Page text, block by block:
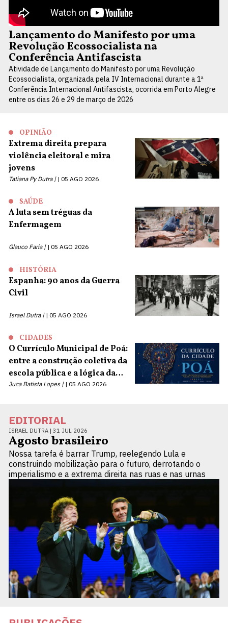
Lançamento do Manifesto por uma
Revolução Ecossocialista na
Conferência Antifascista
Atividade de Lançamento do Manifesto por uma Revolução
Ecossocialista, organizada pela IV Internacional durante a 1ª
Conferência Internacional Antifascista, ocorrida em Porto Alegre
entre os dias 26 e 29 de março de 2026
OPINIÃO
Extrema direita prepara
violência eleitoral e mira
jovens
Tatiana Py Dutra | 05 AGO 2026
SAÚDE
A luta sem tréguas da
Enfermagem
Glauco Faria | 05 AGO 2026
HISTÓRIA
Espanha: 90 anos da Guerra
Civil
Israel Dutra | 05 AGO 2026
CIDADES
O Currículo Municipal de Poá:
entre a construção coletiva da
escola pública e a lógica da
terceirização
Juca Batista Lopes | 05 AGO 2026
EDITORIAL
ISRAEL DUTRA | 31 JUL 2026
Agosto brasileiro
Nossa tarefa é barrar Trump, reelegendo Lula e
construindo mobilização para o futuro, derrotando o
imperialismo e a extrema direita nas ruas e nas urnas